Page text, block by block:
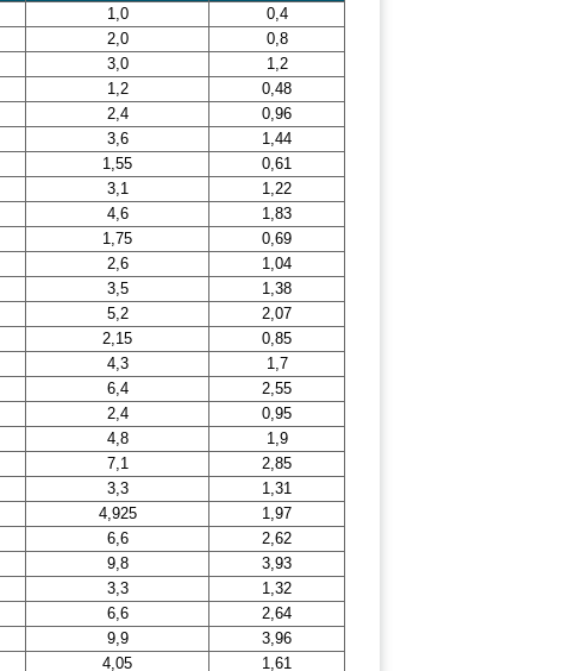
1,0
0,4
2,0
0,8
3,0
1,2
1,2
0,48
2,4
0,96
3,6
1,44
1,55
0,61
3,1
1,22
4,6
1,83
1,75
0,69
2,6
1,04
3,5
1,38
5,2
2,07
2,15
0,85
4,3
1,7
6,4
2,55
2,4
0,95
4,8
1,9
7,1
2,85
3,3
1,31
4,925
1,97
6,6
2,62
9,8
3,93
3,3
1,32
6,6
2,64
9,9
3,96
4,05
1,61